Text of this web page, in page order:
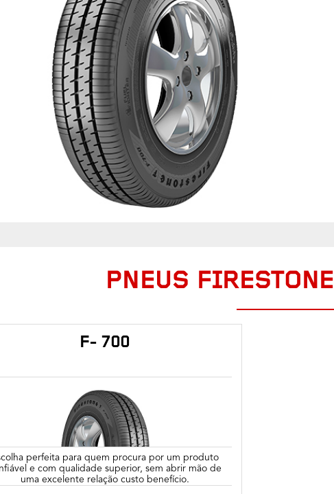
PNEUS FIRESTONE
F- 700
perfeita para quem procura por um produto
e com qualidade superior, sem abrir mão de
uma excelente relação custo benefício.